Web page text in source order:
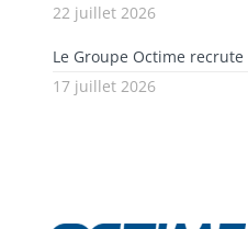
22 juillet 2026
Le Groupe Octime
17 juillet 2026